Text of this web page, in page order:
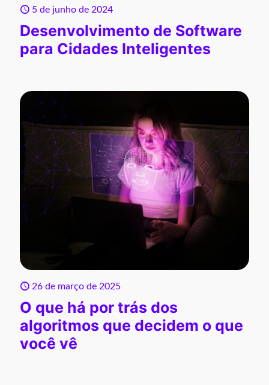
5 de junho de 2024
Desenvolvimento de Software
para Cidades Inteligentes
26 de março de 2025
O que há por trás dos
algoritmos que decidem o que
você vê